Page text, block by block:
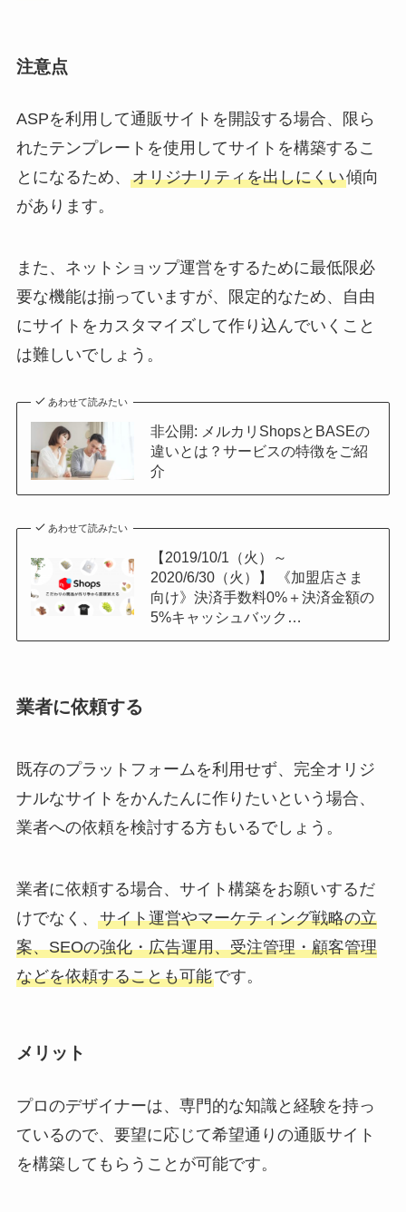
注意点
ASPを利用して通販サイトを開設する場合、限ら
れたテンプレートを使用してサイトを構築するこ
とになるため、 オリジナリティを出しにくい傾向
があります。
また、ネットショップ運営をするために最低限必
要な機能は揃っていますが、限定的なため、自由
にサイトをカスタマイズして作り込んでいくこと
は難しいでしょう。
あわせて読みたい
非公開: メルカリShopsとBASEの
違いとは？サービスの特徴をご紹
介
あわせて読みたい
【2019/10/1（火）～
2020/6/30（火）】 《加盟店さま
向け》決済手数料0%＋決済金額の
5%キャッシュバック…
業者に依頼する
既存のプラットフォームを利用せず、完全オリジ
ナルなサイトをかんたんに作りたいという場合、
業者への依頼を検討する方もいるでしょう。
業者に依頼する場合、サイト構築をお願いするだ
けでなく、 サイト運営やマーケティング戦略の立
案、SEOの強化・広告運用、受注管理・顧客管理
などを依頼することも可能です。
メリット
プロのデザイナーは、専門的な知識と経験を持っ
ているので、要望に応じて希望通りの通販サイト
を構築してもらうことが可能です。